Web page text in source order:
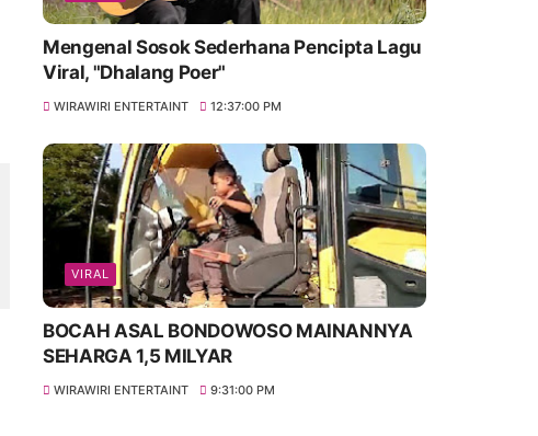
Mengenal Sosok Sederhana Pencipta Lagu
Viral, "Dhalang Poer"
WIRAWIRI ENTERTAINT 12:37:00 PM
VIRAL
BOCAH ASAL BONDOWOSO MAINANNYA
SEHARGA 1,5 MILYAR
WIRAWIRI ENTERTAINT 9:31:00 PM